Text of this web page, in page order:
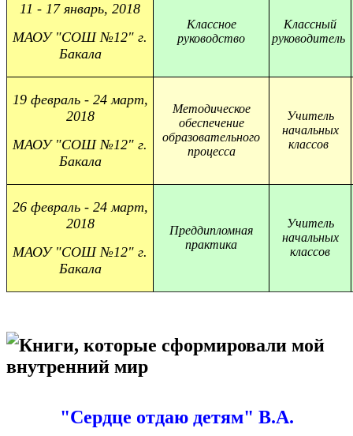
11 - 17 январь, 2018
МАОУ "СОШ №12" г.
Бакала
Классное
руководство
Классный
руководитель
19 февраль - 24 март,
2018
МАОУ "СОШ №12" г.
Бакала
Методическое
обеспечение
образовательного
процесса
Учитель
начальных
классов
26 февраль - 24 март,
2018
МАОУ "СОШ №12" г.
Бакала
Преддипломная
практика
Учитель
начальных
классов
Книги, которые сформировали мой
внутренний мир
"Сердце отдаю детям" В.А.